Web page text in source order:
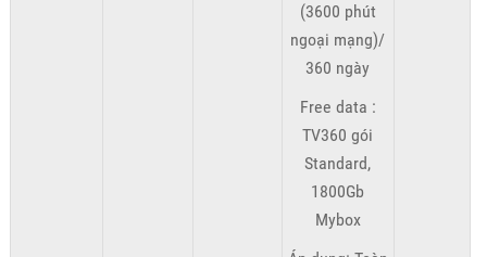
(3600 phút
ngoại mạng)/
360 ngày
Free data :
TV360 gói
Standard,
1800Gb
Mybox